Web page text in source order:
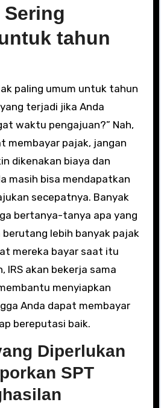
Sering
tahun
paling umum untuk tahun
terjadi jika Anda
waktu pengajuan?” Nah,
membayar pajak, jangan
dikenakan biaya dan
masih bisa mendapatkan
secepatnya. Banyak
bertanya-tanya apa yang
lebih banyak pajak
mereka bayar saat itu
IRS akan bekerja sama
menyiapkan
Anda dapat membayar
bereputasi baik.
Diperlukan
SPT